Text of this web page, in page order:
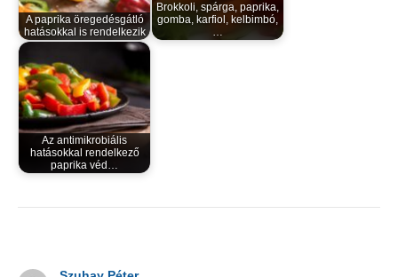
A paprika öregedésgátló
hatásokkal is rendelkezik
Brokkoli, spárga, paprika,
gomba, karfiol, kelbimbó,
…
Az antimikrobiális
hatásokkal rendelkező
paprika véd…